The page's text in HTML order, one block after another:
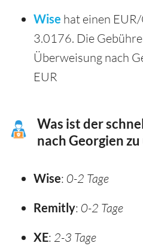
Wise hat einen
3.0176. Die
Überweisung nach
EUR
Was ist der
nach Georgien
Wise: 0-2 Tage
Remitly: 0-2 Tage
XE: 2-3 Tage